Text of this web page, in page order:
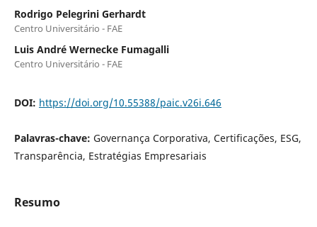
Rodrigo Pelegrini Gerhardt
Centro Universitário - FAE
Luis André Wernecke Fumagalli
Centro Universitário - FAE
DOI: https://doi.org/10.55388/paic.v26i.646
Palavras-chave: Governança Corporativa, Certificações, ESG,
Transparência, Estratégias Empresariais
Resumo